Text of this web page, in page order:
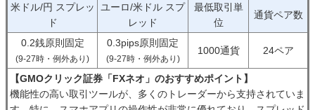
米ドル/円 スプレッ
ド
ユーロ/米ドル スプ
レッド
最低取引単
位
通貨ペア数
0.2銭原則固定
(9-27時・例外あり)
0.3pips原則固定
(9-27時・例外あり)
1000通貨 24ペア
【GMOクリック証券「FXネオ」のおすすめポイント】
機能性の高い取引ツールが、多くのトレーダーから支持されていま